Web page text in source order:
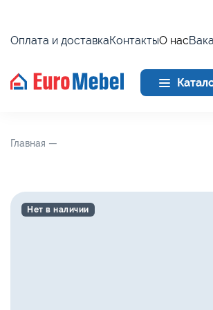
Оплата и доставкаКонтактыО нас
Главная —
Нет в наличии